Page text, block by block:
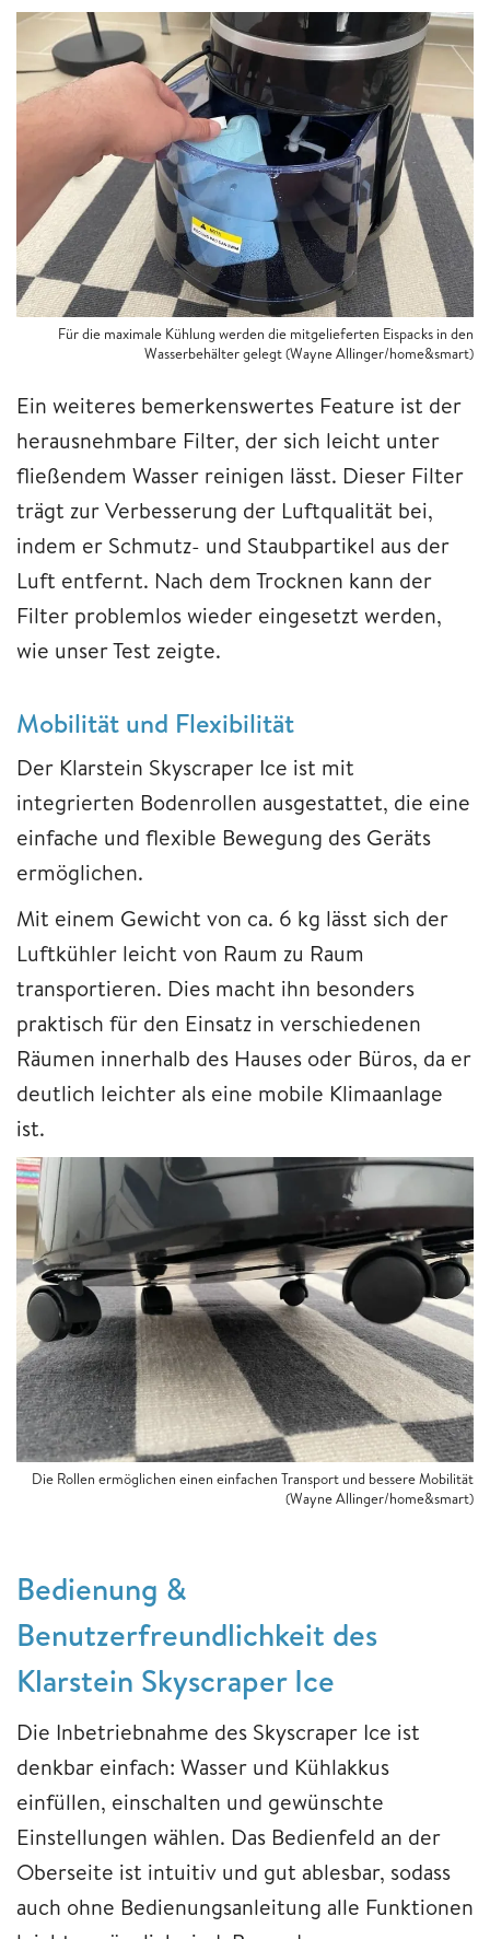
Für die maximale Kühlung werden die mitgelieferten Eispacks in den
Wasserbehälter gelegt (Wayne Allinger/home&smart)
Ein weiteres bemerkenswertes Feature ist der
herausnehmbare Filter, der sich leicht unter
fließendem Wasser reinigen lässt. Dieser Filter
trägt zur Verbesserung der Luftqualität bei,
indem er Schmutz- und Staubpartikel aus der
Luft entfernt. Nach dem Trocknen kann der
Filter problemlos wieder eingesetzt werden,
wie unser Test zeigte.
Mobilität und Flexibilität
Der Klarstein Skyscraper Ice ist mit
integrierten Bodenrollen ausgestattet, die eine
einfache und flexible Bewegung des Geräts
ermöglichen.
Mit einem Gewicht von ca. 6 kg lässt sich der
Luftkühler leicht von Raum zu Raum
transportieren. Dies macht ihn besonders
praktisch für den Einsatz in verschiedenen
Räumen innerhalb des Hauses oder Büros, da er
deutlich leichter als eine mobile Klimaanlage
ist.
Die Rollen ermöglichen einen einfachen Transport und bessere Mobilität
(Wayne Allinger/home&smart)
Bedienung &
Benutzerfreundlichkeit des
Klarstein Skyscraper Ice
Die Inbetriebnahme des Skyscraper Ice ist
denkbar einfach: Wasser und Kühlakkus
einfüllen, einschalten und gewünschte
Einstellungen wählen. Das Bedienfeld an der
Oberseite ist intuitiv und gut ablesbar, sodass
auch ohne Bedienungsanleitung alle Funktionen